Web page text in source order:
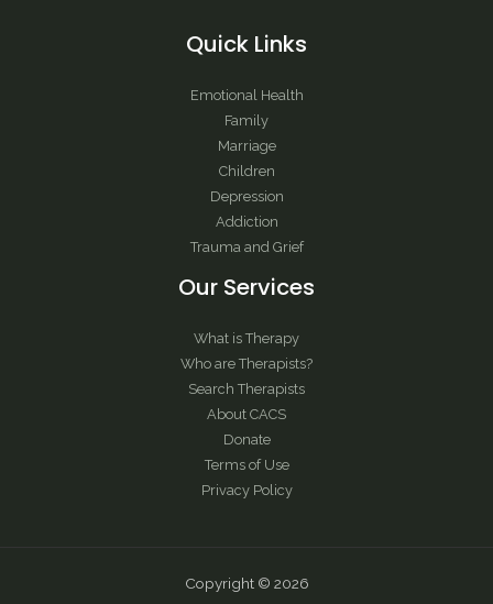
Quick Links
Emotional Health
Family
Marriage
Children
Depression
Addiction
Trauma and Grief
Our Services
What is Therapy
Who are Therapists?
Search Therapists
About CACS
Donate
Terms of Use
Privacy Policy
Copyright © 2026